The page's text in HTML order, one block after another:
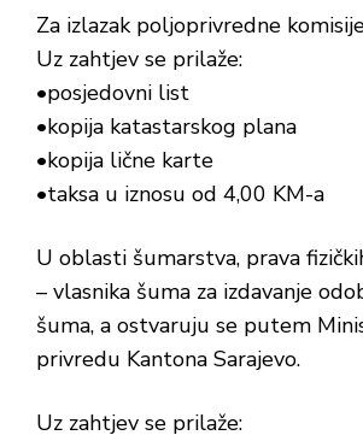
Za izlazak poljoprivredne
Uz zahtjev se prilaže:
•posjedovni list
•kopija katastarskog plana
•kopija lične karte
•taksa u iznosu od 4,00 KM-a
U oblasti šumarstva, prava
– vlasnika šuma za izdavanje
šuma, a ostvaruju se putem
privredu Kantona Sarajevo.
Uz zahtjev se prilaže: